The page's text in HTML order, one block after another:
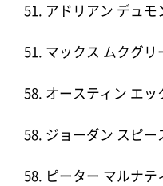
51. アドリアン デュモ
51. マックス ムクグリ
58. オースティン エッ
58. ジョーダン スピー
58. ピーター マルナテ